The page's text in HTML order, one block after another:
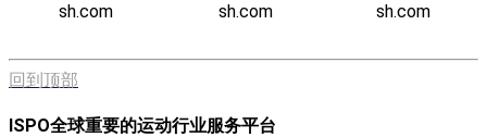
sh.com
sh.com
sh.com
回到顶部
ISPO全球重要的运动行业服务平台